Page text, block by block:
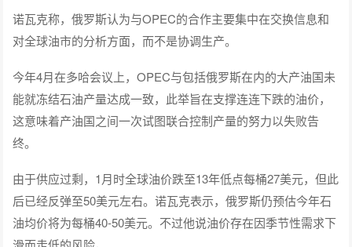
诺瓦克称，俄罗斯认为与OPEC的合作主要集中在交换信息和
对全球油市的分析方面，而不是协调生产。
今年4月在多哈会议上，OPEC与包括俄罗斯在内的大产油国未
能就冻结石油产量达成一致，此举旨在支撑连连下跌的油价，
这意味着产油国之间一次试图联合控制产量的努力以失败告
终。
由于供应过剩，1月时全球油价跌至13年低点每桶27美元，但此
后已经反弹至50美元左右。诺瓦克表示，俄罗斯仍预估今年石
油均价将为每桶40-50美元。不过他说油价存在因季节性需求下